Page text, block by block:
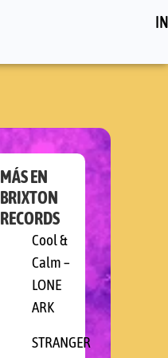
MÁS EN
BRIXTON
RECORDS
Cool &
Calm –
LONE
ARK
STRANGER